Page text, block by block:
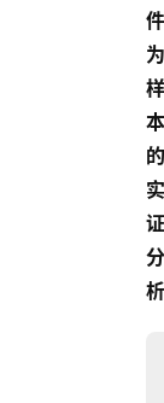
件
为
样
本
的
实
证
分
析